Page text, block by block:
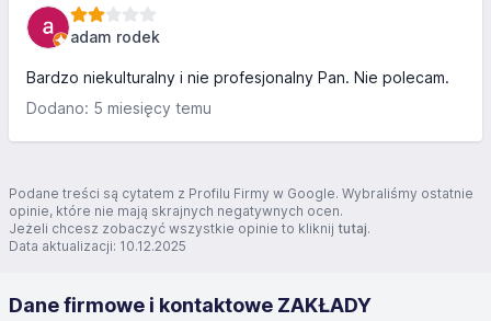
adam rodek
Bardzo niekulturalny i nie profesjonalny Pan. Nie polecam.
Dodano: 5 miesięcy temu
Podane treści są cytatem z Profilu Firmy w Google. Wybraliśmy ostatnie
opinie, które nie mają skrajnych negatywnych ocen.
Jeżeli chcesz zobaczyć wszystkie opinie to kliknij tutaj.
Data aktualizacji: 10.12.2025
Dane firmowe i kontaktowe ZAKŁADY